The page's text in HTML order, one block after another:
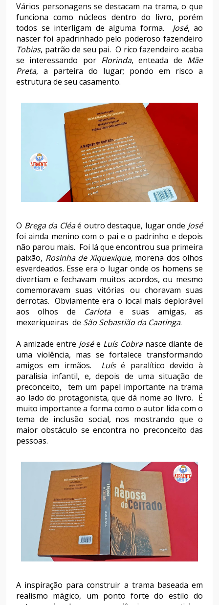
Vários personagens se destacam na trama, o que
funciona como núcleos dentro do livro, porém
todos se interligam de alguma forma. José, ao
nascer foi apadrinhado pelo poderoso fazendeiro
Tobias, patrão de seu pai. O rico fazendeiro acaba
se interessando por Florinda, enteada de Mãe
Preta, a parteira do lugar; pondo em risco a
estrutura de seu casamento.
O Brega da Cléaé outro destaque, lugar onde José
foi ainda menino com o pai e o padrinho e depois
não parou mais. Foi lá que encontrou sua primeira
paixão, Rosinha de Xiquexique, morena dos olhos
esverdeados. Esse era o lugar onde os homens se
divertiam e fechavam muitos acordos, ou mesmo
comemoravam suas vitórias ou choravam suas
derrotas. Obviamente era o local mais deplorável
aos olhos de Carlotae suas amigas, as
mexeriqueiras de São Sebastião da Caatinga.
A amizade entre Josée Luís Cobra nasce diante de
uma violência, mas se fortalece transformando
amigos em irmãos. Luísé paralítico devido à
paralisia infantil, e, depois de uma situação de
preconceito, tem um papel importante na trama
ao lado do protagonista, que dá nome ao livro. É
muito importante a forma como o autor lida com o
tema de inclusão social, nos mostrando que o
maior obstáculo se encontra no preconceito das
pessoas.
A inspiração para construir a trama baseada em
realismo mágico, um ponto forte do estilo do